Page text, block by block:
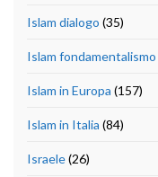
Islam dialogo (35)
Islam fondamentalismo
Islam in Europa (157)
Islam in Italia (84)
Israele(26)